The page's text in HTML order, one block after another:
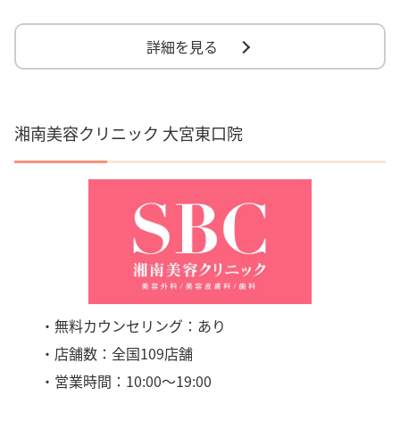
詳細を見る
湘南美容クリニック 大宮東口院
・無料カウンセリング：あり
・店舗数：全国109店舗
・営業時間：10:00〜19:00